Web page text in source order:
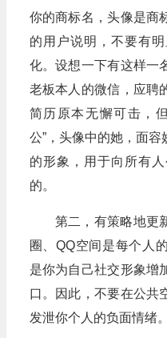
你的商标名，头像是商
的用户说明，不要有
化。设想一下有这样一
老板本人的微信，应聘
简历原本无懈可击，
公”，头像中的她，面
的形象，用于向所有
的。
第二，有策略地更
圈、QQ空间是每个人
是你为自己社交形象增
口。因此，不要在公共
发泄你个人的负面情绪。